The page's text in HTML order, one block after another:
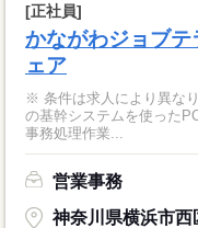
[正社員]
かながわジョブ
ェア
※ 条件は求人により異なります。 【仕事内容例】 ●
の基幹システムを使った
事務処理作業...
営業事務
神奈川県横浜市西